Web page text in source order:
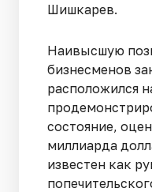
Шишкарев.
Наивысшую
бизнесменов
расположился
состояние,
миллиарда
известен как